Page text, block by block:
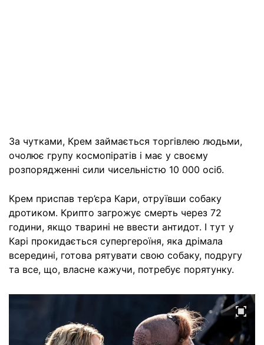
За чутками, Крем займається торгівлею людьми,
очолює групу космопіратів і має у своєму
розпорядженні сили чисельністю 10 000 осіб.
Крем приспав тер’єра Кари, отруївши собаку
дротиком. Крипто загрожує смерть через 72
години, якщо тварині не ввести антидот. І тут у
Карі прокидається супергероїня, яка дрімала
всередині, готова рятувати свою собаку, подругу
та все, що, власне кажучи, потребує порятунку.